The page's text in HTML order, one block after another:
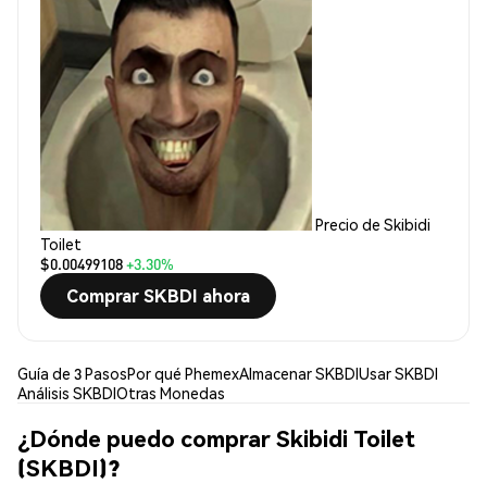
Precio de Skibidi
Toilet
$0.00499108+3.30%
Comprar SKBDI ahora
Guía de 3 PasosPor qué PhemexAlmacenar SKBDIUsar SKBDI
Análisis SKBDIOtras Monedas
¿Dónde puedo comprar Skibidi Toilet
(SKBDI)?